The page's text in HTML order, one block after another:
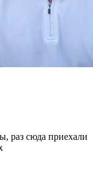
раз сюда приехали